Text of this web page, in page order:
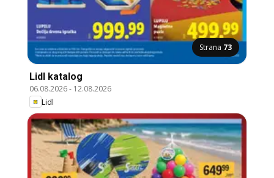
Strana 73
Lidl katalog
06.08.2026- 12.08.2026
Lidl